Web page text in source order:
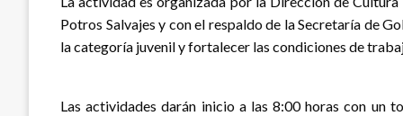
Potros Salvajes y con el respaldo de la Secretaría de
la categoría juvenil y fortalecer las condiciones de
Las actividades darán inicio a las 8:00 horas con un